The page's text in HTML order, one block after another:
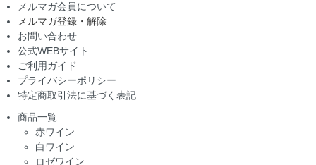
メルマガ会員について
メルマガ登録・解除
お問い合わせ
公式WEBサイト
ご利用ガイド
プライバシーポリシー
特定商取引法に基づく表記
商品一覧
赤ワイン
白ワイン
ロゼワイン